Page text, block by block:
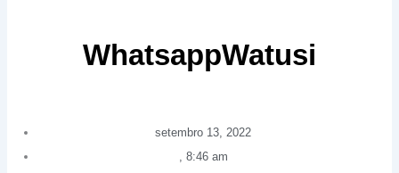
WhatsappWatusi
setembro 13, 2022
, 8:46 am